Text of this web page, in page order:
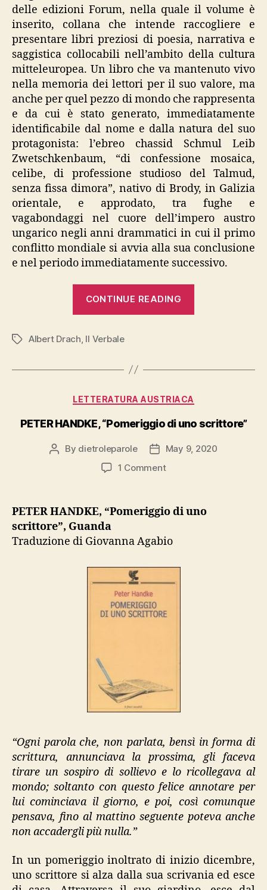
delle edizioni Forum, nella quale il volume è
inserito, collana che intende raccogliere e
presentare libri preziosi di poesia, narrativa e
saggistica collocabili nell’ambito della cultura
mitteleuropea. Un libro che va mantenuto vivo
nella memoria dei lettori per il suo valore, ma
anche per quel pezzo di mondo che rappresenta
e da cui è stato generato, immediatamente
identificabile dal nome e dalla natura del suo
protagonista: l’ebreo chassid Schmul Leib
Zwetschkenbaum, “di confessione mosaica,
celibe, di professione studioso del Talmud,
senza fissa dimora”, nativo di Brody, in Galizia
orientale, e approdato, tra fughe e
vagabondaggi nel cuore dell’impero austro
ungarico negli anni drammatici in cui il primo
conflitto mondiale si avvia alla sua conclusione
e nel periodo immediatamente successivo.
CONTINUE READING
TagsAlbert Drach Il Verbale
Categories
LETTERATURA AUSTRIACA
PETER HANDKE, “Pomeriggio di uno scrittore”
Post
By dietroleparole
Post
date
May 9, 2020
1 Commenton
“Pomeriggio
scrittore”
PETER HANDKE, “Pomeriggio di uno
scrittore”, Guanda
Traduzione di Giovanna Agabio
“Ogni parola che, non parlata, bensì in forma di
scrittura, annunciava la prossima, gli faceva
tirare un sospiro di sollievo e lo ricollegava al
mondo; soltanto con questo felice annotare per
lui cominciava il giorno, e poi, così comunque
pensava, fino al mattino seguente poteva anche
non accadergli più nulla.”
In un pomeriggio inoltrato di inizio dicembre,
uno scrittore si alza dalla sua scrivania ed esce